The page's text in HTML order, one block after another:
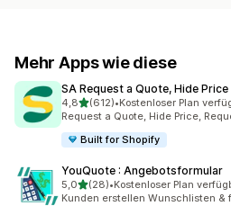
Mehr Apps wie diese
SA Request a Quote, Hide Price
4,8von 5 Sternen
(612)
612 Rezensionen insgesamt
•Kostenloser Plan
Request a Quote, Hide Price,
Built for Shopify
YouQuote : Angebotsformular
5,0von 5 Sternen
(28)
28 Rezensionen insgesamt
•Kostenloser Plan
Kunden erstellen Wunschlisten &